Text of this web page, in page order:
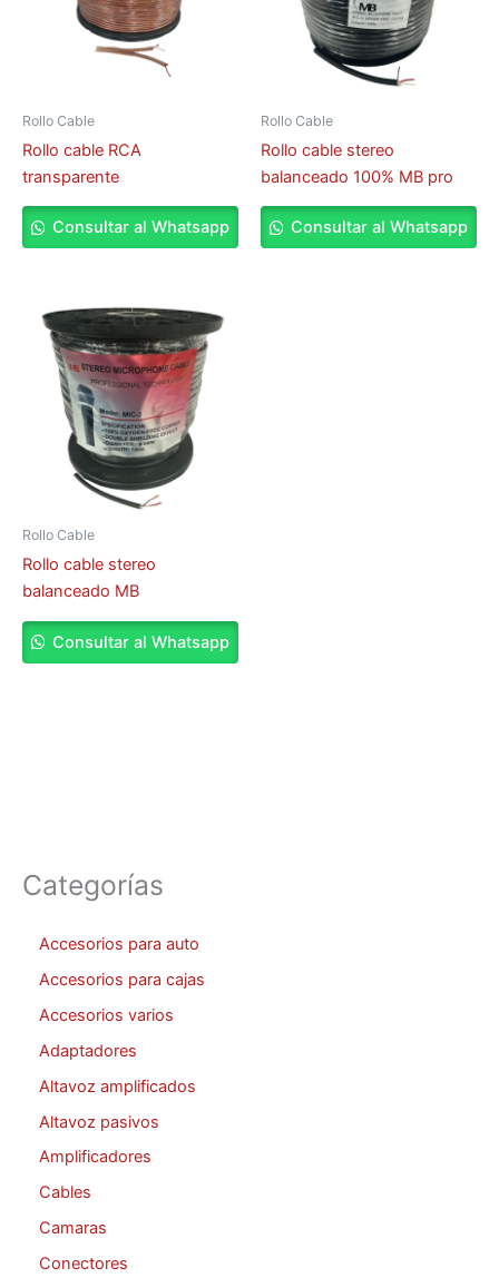
Categorías
Accesorios para auto
Accesorios para cajas
Accesorios varios
Adaptadores
Altavoz amplificados
Altavoz pasivos
Amplificadores
Cables
Camaras
Conectores
Rollo Cable
Rollo cable RCA
transparente
Consultar al Whatsapp
Rollo Cable
Rollo cable stereo
balanceado 100% MB pro
Consultar al Whatsapp
Rollo Cable
Rollo cable stereo
balanceado MB
Consultar al Whatsapp